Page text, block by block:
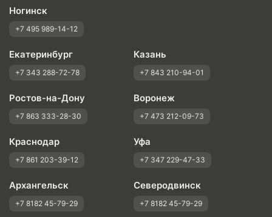
Ногинск
+7 495 989-14-12
Екатеринбург
+7 343 288-72-78
Казань
+7 843 210-94-01
Ростов-на-Дону
+7 863 333-28-30
Воронеж
+7 473 212-09-73
Краснодар
+7 861 203-39-12
Уфа
+7 347 229-47-33
Архангельск
+7 8182 45-79-29
Северодвинск
+7 8182 45-79-29